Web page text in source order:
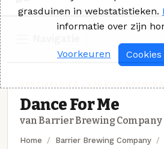
Dance For Me
van Barrier Brewing Company
Home Barrier Brewing Company
grasduinen in webstatistieken.
informatie over zijn
Voorkeuren